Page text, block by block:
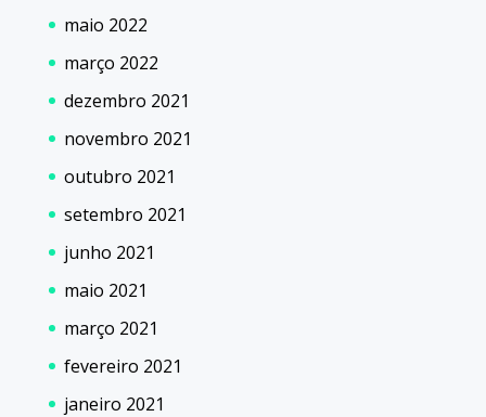
maio 2022
março 2022
dezembro 2021
novembro 2021
outubro 2021
setembro 2021
junho 2021
maio 2021
março 2021
fevereiro 2021
janeiro 2021